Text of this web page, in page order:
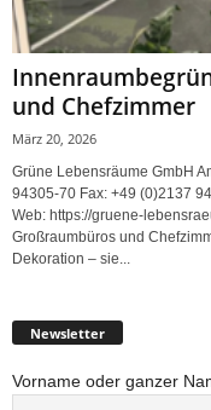
und Chefzimmer
März 20, 2026
Grüne Lebensräume GmbH
94305-70 Fax: +49 (0)2137
Web: https://gruene-
Großraumbüros und
Dekoration – sie...
Newsletter
Vorname oder ganzer